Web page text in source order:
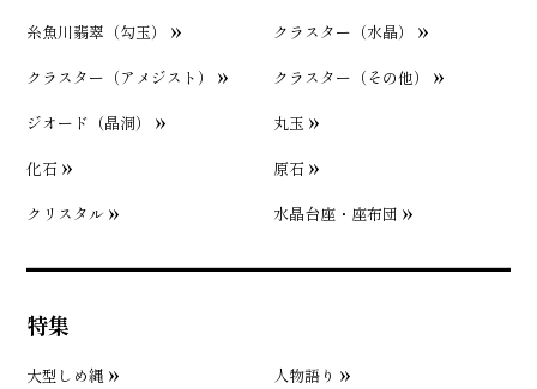
糸魚川翡翠（勾玉）
クラスター（水晶）
クラスター（アメジスト）
クラスター（その他）
ジオード（晶洞）
丸玉
化石
原石
クリスタル
水晶台座・座布団
特集
大型しめ縄
人物語り